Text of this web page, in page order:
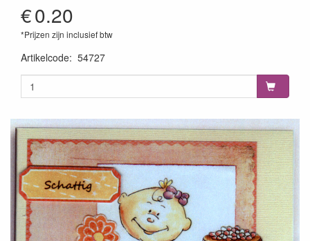
€0.20
*Prijzen zijn inclusief btw
Artikelcode: 54727